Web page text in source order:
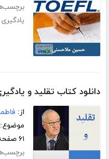
دانلود کتاب تقلید و
از:
۶۱ صفحه